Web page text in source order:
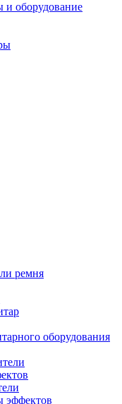
и оборудование
ремня
оборудования
эффектов